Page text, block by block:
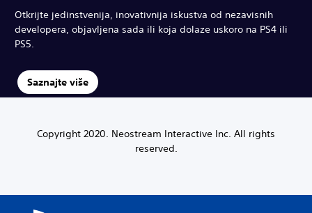
Otkrijte jedinstvenija, inovativnija iskustva od nezavisnih
developera, objavljena sada ili koja dolaze uskoro na PS4 ili
PS5.
Saznajte više
Copyright 2020. Neostream Interactive Inc. All rights
reserved.